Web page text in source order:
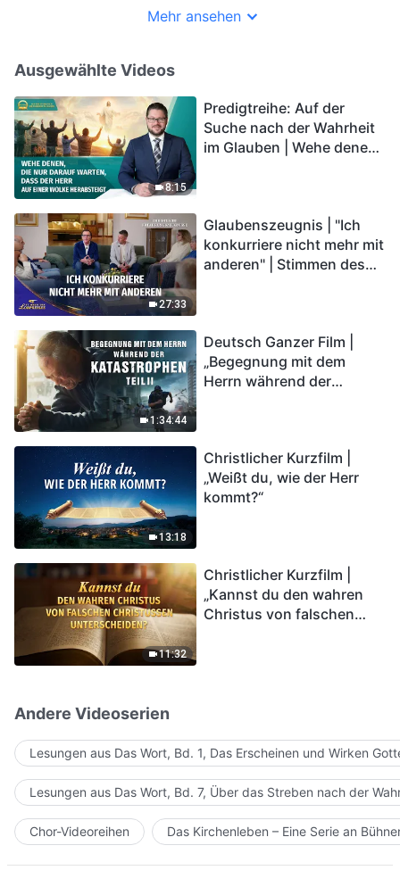
Mehr ansehen
Ausgewählte Videos
8:15
Predigtreihe: Auf der
Suche nach der Wahrheit
im Glauben | Wehe denen,
27:33
Glaubenszeugnis | "Ich
konkurriere nicht mehr mit
anderen" | Stimmen des
1:34:44
Deutsch Ganzer Film |
„Begegnung mit dem
Herrn während der
in das Königreich Gottes
eintreten?
13:18
Christlicher Kurzfilm |
„Weißt du, wie der Herr
kommt?“
11:32
Christlicher Kurzfilm |
„Kannst du den wahren
Christus von falschen
Andere Videoserien
Lesungen aus Das Wort, Bd. 1, Das Erscheinen und Wirken
Lesungen aus Das Wort, Bd. 7, Über das Streben nach der
Chor-Videoreihen Das Kirchenleben – Eine Serie an